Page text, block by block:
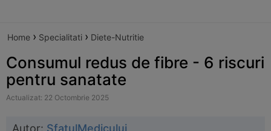
Home › Specialitati › Diete-Nutritie
Consumul redus de fibre - 6 riscuri
pentru sanatate
Actualizat: 22 Octombrie 2025
Autor: SfatulMedicului